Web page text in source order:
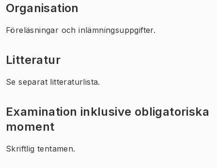
Organisation
Föreläsningar och inlämningsuppgifter.
Litteratur
Se separat litteraturlista.
Examination inklusive obligatoriska
moment
Skriftlig tentamen.